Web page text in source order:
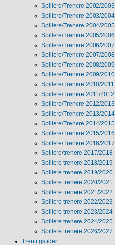
Spillere/Trenere 2002/2003
Spillere/Trenere 2003/2004
Spillere/Trenere 2004/2005
Spillere/Trenere 2005/2006
Spillere/Trenere 2006/2007
Spillere/Trenere 2007/2008
Spillere/Trenere 2008/2009
Spillere/Trenere 2009/2010
Spillere/Trenere 2010/2011
Spillere/Trenere 2011/2012
Spillere/Trenere 2012/2013
Spillere/Trenere 2013/2014
Spillere/Trenere 2014/2015
Spillere/Trenere 2015/2016
Spillere/Trenere 2016/2017
Spillere/trenere 2017/2018
Spillere trenere 2018/2019
Spillere trenere 2019/2020
Spillere trenere 2020/2021
Spillere trenere 2021/2022
Spillere trenere 2022/2023
Spillere trenere 2023/2024
Spillere trenere 2024/2025
Spillere trenere 2026/2027
Treningstider